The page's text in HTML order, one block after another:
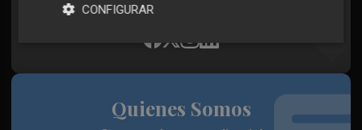
Quienes Somos
CONFIGURAR